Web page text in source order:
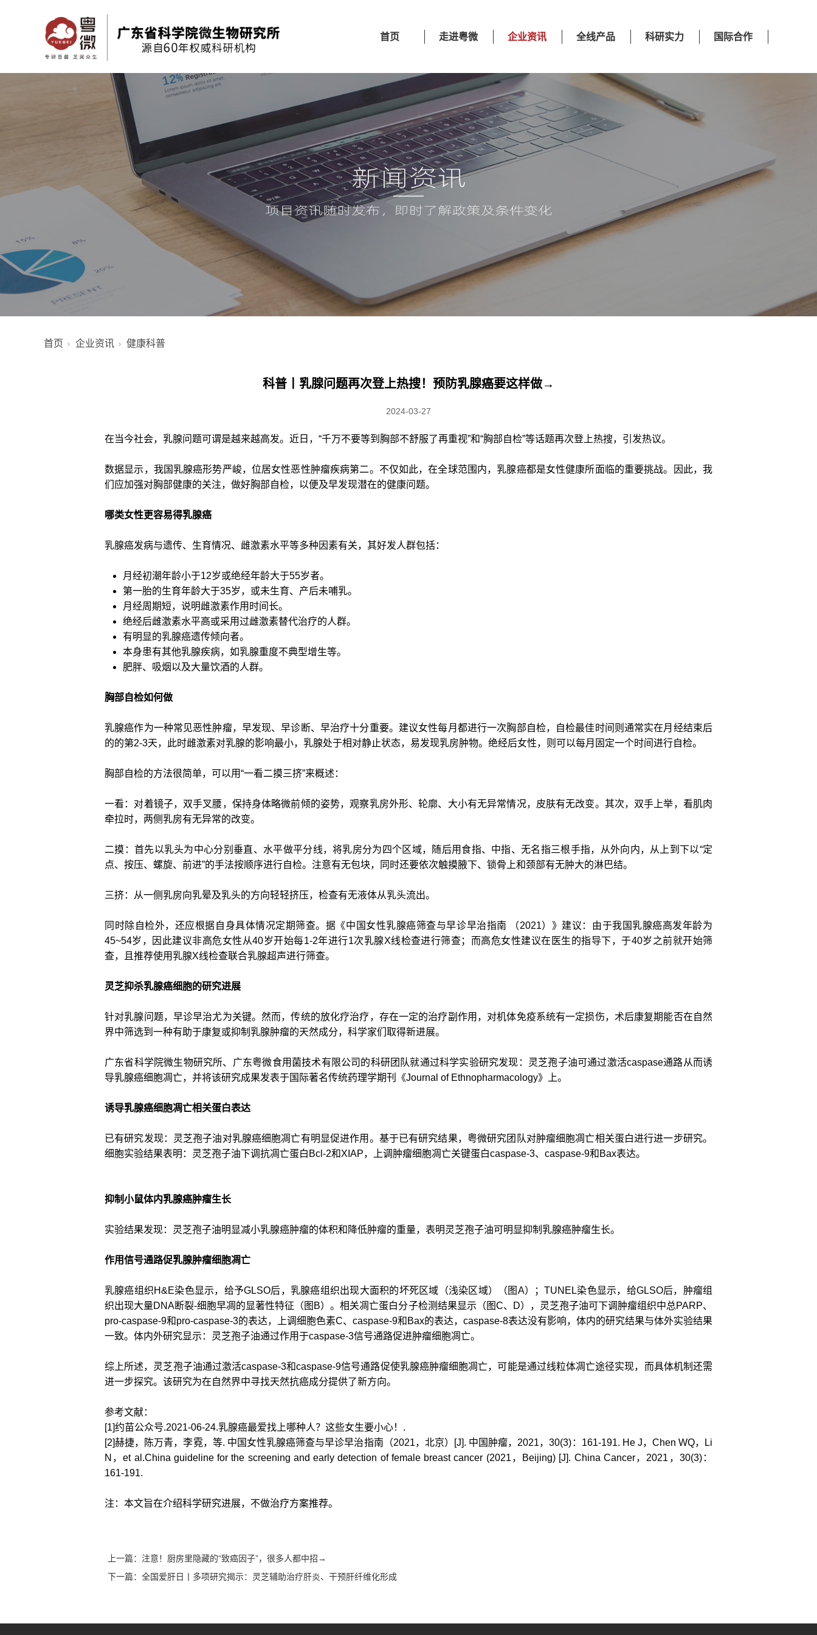
首页 走进粤微 企业资讯 全线产品 科研实力 国际合作
首页 企业资讯 健康科普
科普丨乳腺问题再次登上热搜！预防乳腺癌要这样做→
2024-03-27
在当今社会，乳腺问题可谓是越来越高发。近日，“千万不要等到胸部不舒服了再重视”和“胸部自检”等话题再次登上热搜，引发热议。
数据显示，我国乳腺癌形势严峻，位居女性恶性肿瘤疾病第二。不仅如此，在全球范围内，乳腺癌都是女性健康所面临的重要挑战。因此，我
们应加强对胸部健康的关注，做好胸部自检，以便及早发现潜在的健康问题。
哪类女性更容易得乳腺癌
乳腺癌发病与遗传、生育情况、雌激素水平等多种因素有关，其好发人群包括：
月经初潮年龄小于12岁或绝经年龄大于55岁者。
第一胎的生育年龄大于35岁，或未生育、产后未哺乳。
月经周期短，说明雌激素作用时间长。
绝经后雌激素水平高或采用过雌激素替代治疗的人群。
有明显的乳腺癌遗传倾向者。
本身患有其他乳腺疾病，如乳腺重度不典型增生等。
肥胖、吸烟以及大量饮酒的人群。
胸部自检如何做
乳腺癌作为一种常见恶性肿瘤，早发现、早诊断、早治疗十分重要。建议女性每月都进行一次胸部自检，自检最佳时间则通常实在月经结束后
的的第2-3天，此时雌激素对乳腺的影响最小，乳腺处于相对静止状态，易发现乳房肿物。绝经后女性，则可以每月固定一个时间进行自检。
胸部自检的方法很简单，可以用“一看二摸三挤”来概述：
一看：对着镜子，双手叉腰，保持身体略微前倾的姿势，观察乳房外形、轮廓、大小有无异常情况，皮肤有无改变。其次，双手上举，看肌肉
牵拉时，两侧乳房有无异常的改变。
二摸：首先以乳头为中心分别垂直、水平做平分线，将乳房分为四个区域，随后用食指、中指、无名指三根手指，从外向内，从上到下以“定
点、按压、螺旋、前进”的手法按顺序进行自检。注意有无包块，同时还要依次触摸腋下、锁骨上和颈部有无肿大的淋巴结。
三挤：从一侧乳房向乳晕及乳头的方向轻轻挤压，检查有无液体从乳头流出。
同时除自检外，还应根据自身具体情况定期筛查。据《中国女性乳腺癌筛查与早诊早治指南 （2021）》建议：由于我国乳腺癌高发年龄为
45~54岁，因此建议非高危女性从40岁开始每1-2年进行1次乳腺X线检查进行筛查；而高危女性建议在医生的指导下，于40岁之前就开始筛
查，且推荐使用乳腺X线检查联合乳腺超声进行筛查。
灵芝抑杀乳腺癌细胞的研究进展
针对乳腺问题，早诊早治尤为关键。然而，传统的放化疗治疗，存在一定的治疗副作用，对机体免疫系统有一定损伤，术后康复期能否在自然
界中筛选到一种有助于康复或抑制乳腺肿瘤的天然成分，科学家们取得新进展。
广东省科学院微生物研究所、广东粤微食用菌技术有限公司的科研团队就通过科学实验研究发现：灵芝孢子油可通过激活caspase通路从而诱
导乳腺癌细胞凋亡，并将该研究成果发表于国际著名传统药理学期刊《Journal of Ethnopharmacology》上。
诱导乳腺癌细胞凋亡相关蛋白表达
已有研究发现：灵芝孢子油对乳腺癌细胞凋亡有明显促进作用。基于已有研究结果，粤微研究团队对肿瘤细胞凋亡相关蛋白进行进一步研究。
细胞实验结果表明：灵芝孢子油下调抗凋亡蛋白Bcl-2和XIAP，上调肿瘤细胞凋亡关键蛋白caspase-3、caspase-9和Bax表达。
抑制小鼠体内乳腺癌肿瘤生长
实验结果发现：灵芝孢子油明显减小乳腺癌肿瘤的体积和降低肿瘤的重量，表明灵芝孢子油可明显抑制乳腺癌肿瘤生长。
作用信号通路促乳腺肿瘤细胞凋亡
乳腺癌组织H&E染色显示，给予GLSO后，乳腺癌组织出现大面积的坏死区域（浅染区域）（图A）；TUNEL染色显示，给GLSO后，肿瘤组
织出现大量DNA断裂-细胞早凋的显著性特征（图B）。相关凋亡蛋白分子检测结果显示（图C、D），灵芝孢子油可下调肿瘤组织中总PARP、
pro-caspase-9和pro-caspase-3的表达，上调细胞色素C、caspase-9和Bax的表达，caspase-8表达没有影响，体内的研究结果与体外实验结果
一致。体内外研究显示：灵芝孢子油通过作用于caspase-3信号通路促进肿瘤细胞凋亡。
综上所述，灵芝孢子油通过激活caspase-3和caspase-9信号通路促使乳腺癌肿瘤细胞凋亡，可能是通过线粒体凋亡途径实现，而具体机制还需
进一步探究。该研究为在自然界中寻找天然抗癌成分提供了新方向。
参考文献：
[1]约苗公众号.2021-06-24.乳腺癌最爱找上哪种人？这些女生要小心！.
[2]赫捷，陈万青，李霓，等. 中国女性乳腺癌筛查与早诊早治指南（2021，北京）[J]. 中国肿瘤，2021，30(3)：161-191. He J，Chen WQ，Li
N，et al.China guideline for the screening and early detection of female breast cancer (2021，Beijing) [J]. China Cancer，2021，30(3)：
161-191.
注：本文旨在介绍科学研究进展，不做治疗方案推荐。
上一篇： 注意！厨房里隐藏的“致癌因子”，很多人都中招→
下一篇： 全国爱肝日丨多项研究揭示：灵芝辅助治疗肝炎、干预肝纤维化形成